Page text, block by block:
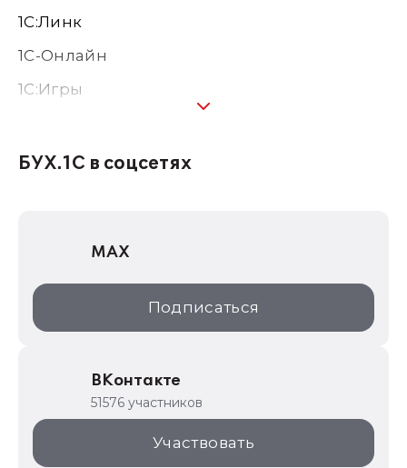
1С:Линк
1С-Онлайн
1C:Игры
1С:Консалтинг
1С:Дистрибьюция
1С:Образование
ИТС.1C.ru
1С для торговли
1С:Торговая площадка
БУХ.1С в соцсетях
MAX
Подписаться
ВКонтакте
51576 участников
Участвовать